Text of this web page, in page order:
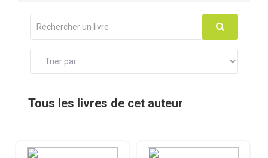
Tous les livres de cet auteur